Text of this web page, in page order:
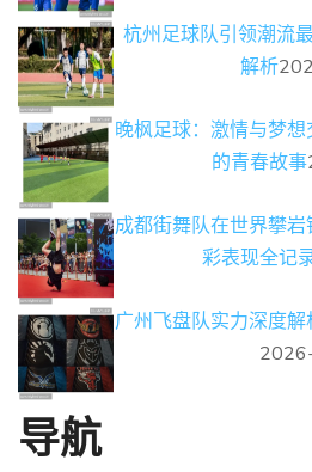
杭州足球队引领潮流
解析
晚枫足球：激情与梦
的青春故事
成都街舞队在世界攀
彩表现全记
广州飞盘队实力深度
导航